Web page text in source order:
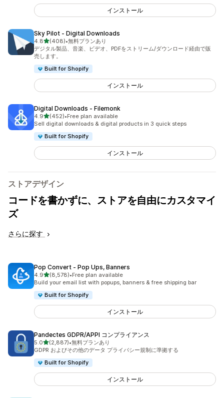
インストール
Sky Pilot ‑ Digital Downloads
4.85つ星中
(408)
合計レビュー数：408件
•無料プランあり
デジタル製品、音楽、ビデオ、PDFをストリーム/ダウンロード経由で販
売します。
Built for Shopify
インストール
Digital Downloads ‑ Filemonk
4.95つ星中
(452)
合計レビュー数：452件
•Free plan available
Sell digital downloads & digital products in 3 quick steps
Built for Shopify
インストール
ストアデザイン
コードを書かずに、ストアを自由にカスタマイ
ズ
さらに探す
Pop Convert ‑ Pop Ups, Banners
4.95つ星中
(8,578)
合計レビュー数：8578件
•Free plan available
Build your email list with popups, banners & free shipping bar
Built for Shopify
インストール
Pandectes GDPR/APPI コンプライアンス
5.05つ星中
(2,887)
合計レビュー数：2887件
•無料プランあり
GDPR およびその他のデータ プライバシー規制に準拠する
Built for Shopify
インストール